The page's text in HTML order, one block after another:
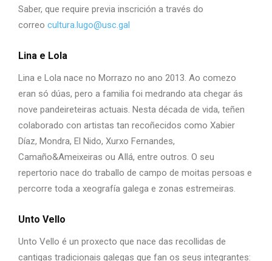
Saber, que require previa inscrición a través do
correo cultura.lugo@usc.gal
Lina e Lola
Lina e Lola nace no Morrazo no ano 2013. Ao comezo
eran só dúas, pero a familia foi medrando ata chegar ás
nove pandeireteiras actuais. Nesta década de vida, teñen
colaborado con artistas tan recoñecidos como Xabier
Díaz, Mondra, El Nido, Xurxo Fernandes,
Camaño&Ameixeiras ou AIlá, entre outros. O seu
repertorio nace do traballo de campo de moitas persoas e
percorre toda a xeografía galega e zonas estremeiras.
Unto Vello
Unto Vello é un proxecto que nace das recollidas de
cantigas tradicionais galegas que fan os seus integrantes: